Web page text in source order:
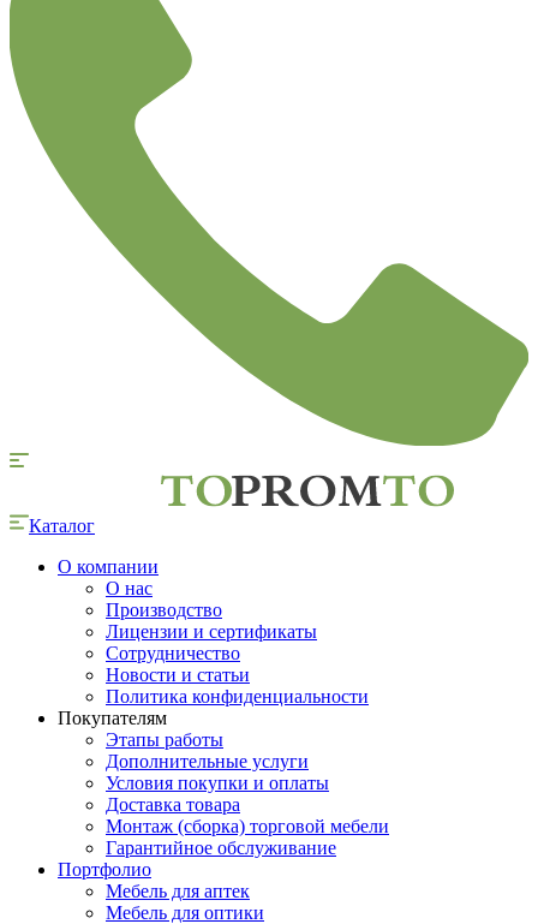
Каталог
О компании
О нас
Производство
Лицензии и сертификаты
Сотрудничество
Новости и статьи
Политика конфиденциальности
Покупателям
Этапы работы
Дополнительные услуги
Условия покупки и оплаты
Доставка товара
Монтаж (сборка) торговой мебели
Гарантийное обслуживание
Портфолио
Мебель для аптек
Мебель для оптики